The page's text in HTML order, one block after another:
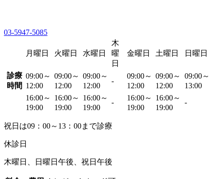
03-5947-5085
月曜日 火曜日 水曜日
木
曜
日
金曜日 土曜日 日曜日
診療
時間
09:00～
12:00
09:00～
12:00
09:00～
12:00
-
09:00～
12:00
09:00～
12:00
09:00～
13:00
16:00～
19:00
16:00～
19:00
16:00～
19:00
-
16:00～
19:00
16:00～
19:00
-
祝日は09：00～13：00まで診療
休診日
木曜日、日曜日午後、祝日午後